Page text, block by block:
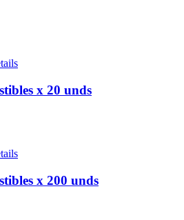
x 20 unds
x 200 unds